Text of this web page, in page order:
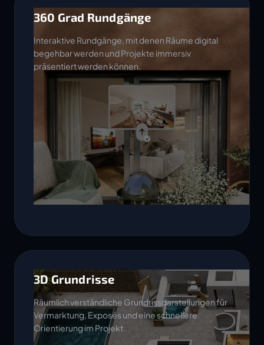
360 Grad Rundgänge
Interaktive Rundgänge, mit denen Räume digital
begehbar werden und Projekte immersiv
präsentiert werden können.
3D Grundrisse
Räumlich verständliche Grundrissdarstellungen für
Vermarktung, Exposés und eine schnellere
Orientierung im Projekt.